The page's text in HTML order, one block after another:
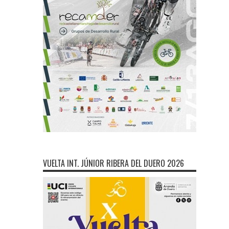
VUELTA INT. JÚNIOR RIBERA DEL DUERO 2026